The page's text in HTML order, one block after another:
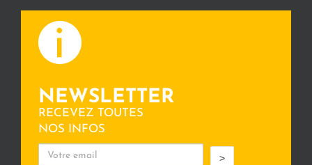
NEWSLETTER
RECEVEZ TOUTES
NOS INFOS
>